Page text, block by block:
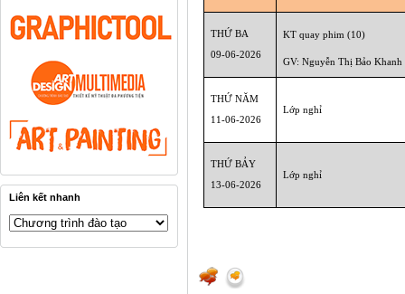
Liên kết nhanh
THỨ BA
09-06-2026
KT quay phim (10)
GV: Nguyễn Thị Bảo Khanh
THỨ NĂM
11-06-2026
Lớp nghỉ
THỨ BẢY
13-06-2026
Lớp nghỉ